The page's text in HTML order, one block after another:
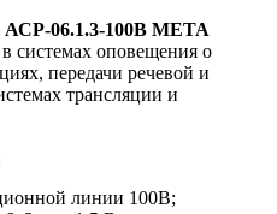
АСР-06.1.3-100В МЕТА
системах оповещения о
передачи речевой и
трансляции и
линии 100В;